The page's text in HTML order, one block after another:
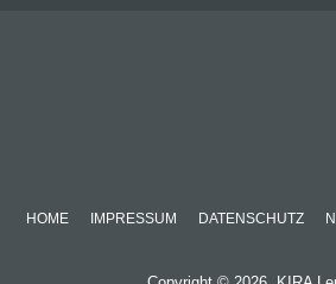
HOME IMPRESSUM DATENSCHUTZ